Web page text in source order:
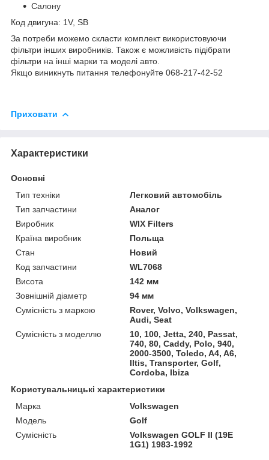
Салону
Код двигуна: 1V, SB
За потреби можемо скласти комплект використовуючи
фільтри інших виробників. Також є можливість підібрати
фільтри на інші марки та моделі авто.
Якщо виникнуть питання телефонуйте 068-217-42-52
Приховати
Характеристики
Основні
Тип техніки
Легковий автомобіль
Тип запчастини
Аналог
Виробник
WIX Filters
Країна виробник
Польща
Стан
Новий
Код запчастини
WL7068
Висота
142 мм
Зовнішній діаметр
94 мм
Сумісність з маркою
Rover, Volvo, Volkswagen,
Audi, Seat
Сумісність з моделлю
10, 100, Jetta, 240, Passat,
740, 80, Caddy, Polo, 940,
2000-3500, Toledo, A4, A6,
Iltis, Transporter, Golf,
Cordoba, Ibiza
Користувальницькі характеристики
Марка
Volkswagen
Модель
Golf
Сумісність
Volkswagen GOLF II (19E
1G1) 1983-1992